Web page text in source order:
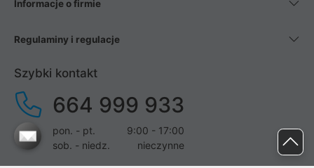
Informacje o firmie
Regulaminy i regulacje
Szybki kontakt
664 999 933
pon. - pt.
9:00 - 17:00
sob. - niedz.
nieczynne